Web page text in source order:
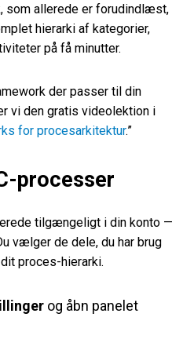
som allerede er forudindlæst,
hierarki af kategorier,
på få minutter.
der passer til din
vi den gratis videolektion i
for procesarkitektur.”
processer
tilgængeligt i din konto —
vælger de dele, du har brug
proces-hierarki.
og åbn panelet